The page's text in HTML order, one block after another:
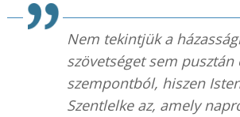
Nem tekintjük a
szövetséget sem pusztán
szempontból, hiszen
Szentlelke az, amely